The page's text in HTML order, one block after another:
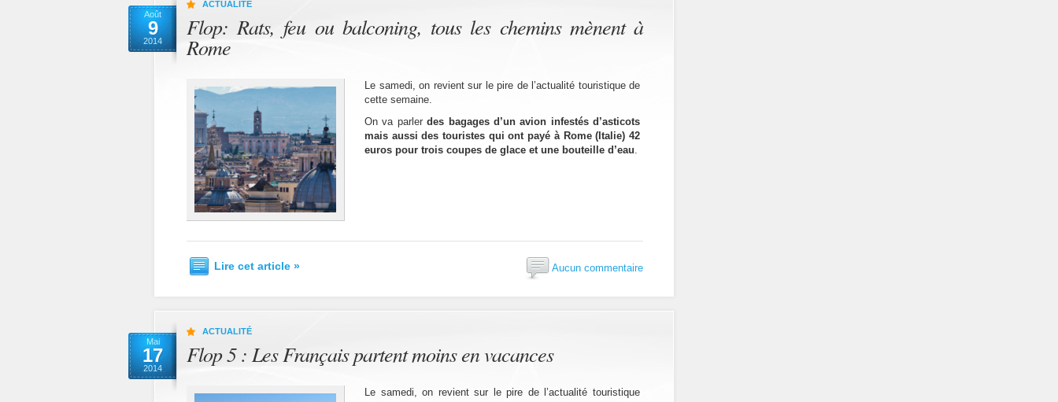
Août
9
2014
ACTUALITÉ
Flop: Rats, feu ou balconing, tous les chemins mènent à
Rome
Le samedi, on revient sur le pire de l’actualité touristique de
cette semaine.
On va parlerdes bagages d’un avion infestés d’asticots
mais aussi des touristes qui ont payé à Rome (Italie) 42
euros pour trois coupes de glace et une bouteille d’eau.
Lire cet article » Aucun commentaire
Mai
17
2014
ACTUALITÉ
Flop 5 : Les Français partent moins en vacances
Le samedi, on revient sur le pire de l’actualité touristique